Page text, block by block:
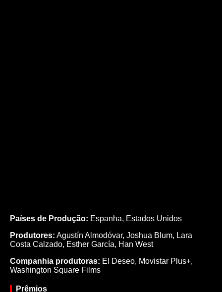
Países de Produção: Espanha, Estados Unidos
Produtores: Agustín Almodóvar, Joshua Blum, Lara
Costa Calzado, Esther García, Han West
Companhia produtoras: El Deseo, Movistar Plus+,
Washington Square Films
Prêmios